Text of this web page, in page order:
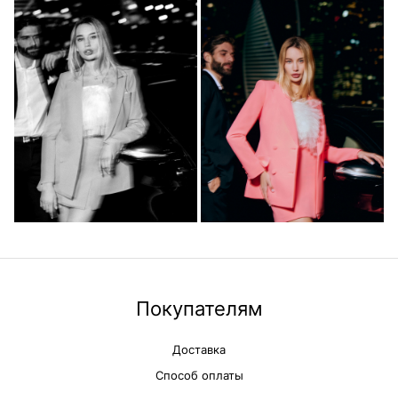
Покупателям
Доставка
Способ оплаты